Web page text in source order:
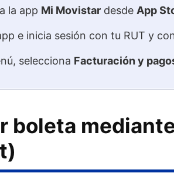
la app Mi Movistar desde App
e inicia sesión con tu RUT y
selecciona Facturación y
boleta